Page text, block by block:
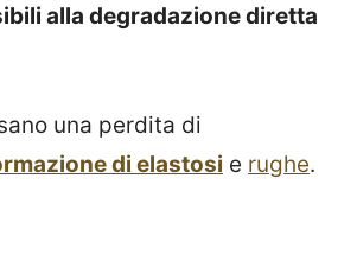
alla degradazione diretta
una perdita di
di elastosi e rughe.